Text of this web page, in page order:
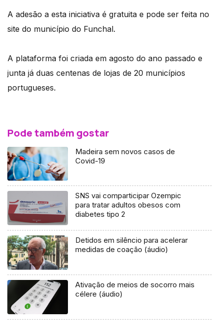
A adesão a esta iniciativa é gratuita e pode ser feita no
site do município do Funchal.
A plataforma foi criada em agosto do ano passado e
junta já duas centenas de lojas de 20 municípios
portugueses.
Pode também gostar
Madeira sem novos casos de
Covid-19
SNS vai comparticipar Ozempic
para tratar adultos obesos com
diabetes tipo 2
Detidos em silêncio para acelerar
medidas de coação (áudio)
Ativação de meios de socorro mais
célere (áudio)